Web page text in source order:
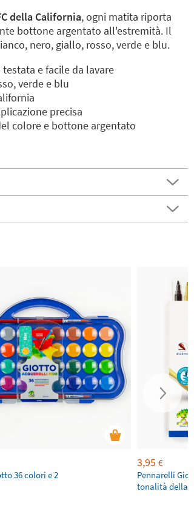
della California, ogni matita riporta
bottone argentato all'estremità. Il
nero, giallo, rosso, verde e blu.
e facile da lavare
verde e blu
precisa
colore e bottone argentato
36 colori e 2
3,95 €
Pennarelli
tonalità della